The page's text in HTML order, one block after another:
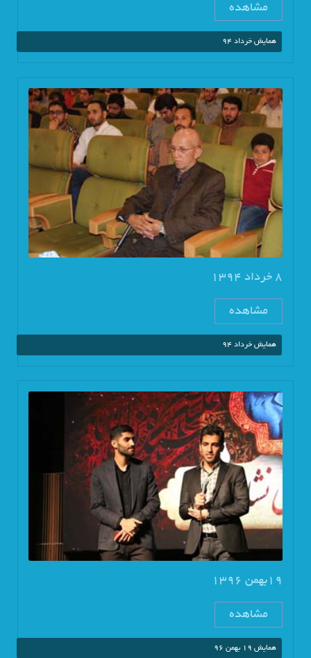
مشاهده
همایش خرداد 94
8 خرداد 1394
مشاهده
همایش خرداد 94
19بهمن 1396
مشاهده
همایش 19 بهمن 96